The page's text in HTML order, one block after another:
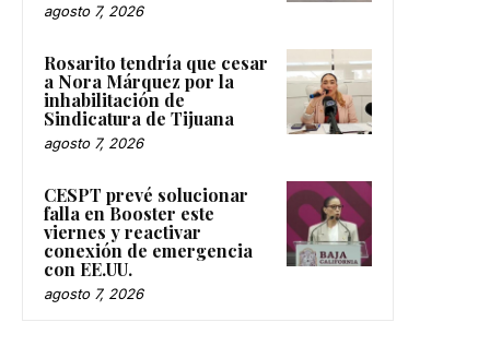
agosto 7, 2026
Rosarito tendría que cesar
a Nora Márquez por la
inhabilitación de
Sindicatura de Tijuana
agosto 7, 2026
CESPT prevé solucionar
falla en Booster este
viernes y reactivar
conexión de emergencia
con EE.UU.
agosto 7, 2026